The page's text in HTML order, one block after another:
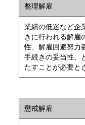
整理解雇
業績の低迷など企
きに行われる解雇
性、解雇回避努力
手続きの妥当性、
たすことが必要と
懲戒解雇